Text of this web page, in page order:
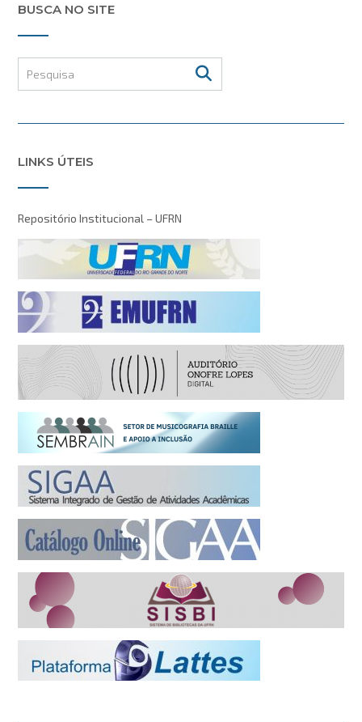
BUSCA NO SITE
LINKS ÚTEIS
Repositório Institucional – UFRN